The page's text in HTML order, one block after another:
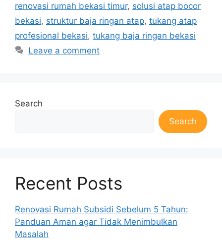
renovasi rumah bekasi timur, solusi atap bocor
bekasi, struktur baja ringan atap, tukang atap
profesional bekasi, tukang baja ringan bekasi
Leave a comment
Search
Search
Recent Posts
Renovasi Rumah Subsidi Sebelum 5 Tahun:
Panduan Aman agar Tidak Menimbulkan
Masalah